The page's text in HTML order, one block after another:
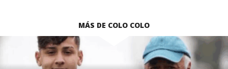
MÁS DE COLO COLO